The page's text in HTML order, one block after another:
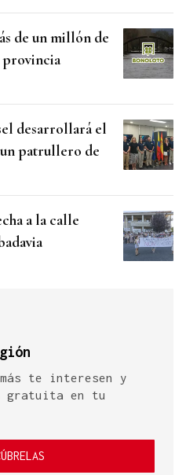
de un millón de
provincia
desarrollará el
patrullero de
a la calle
te interesen y
gratuita en tu